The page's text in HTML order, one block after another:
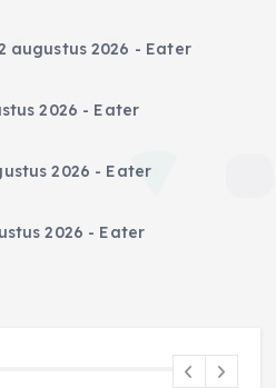
augustus 2026 - Eater
2026 - Eater
2026 - Eater
2026 - Eater